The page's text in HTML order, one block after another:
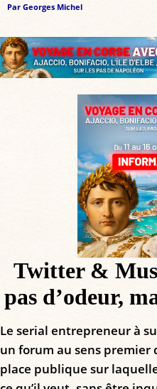
Par Georges Michel
Twitter &
pas d’odeur,
Le serial entrepreneur à
un forum au sens premier
place publique sur